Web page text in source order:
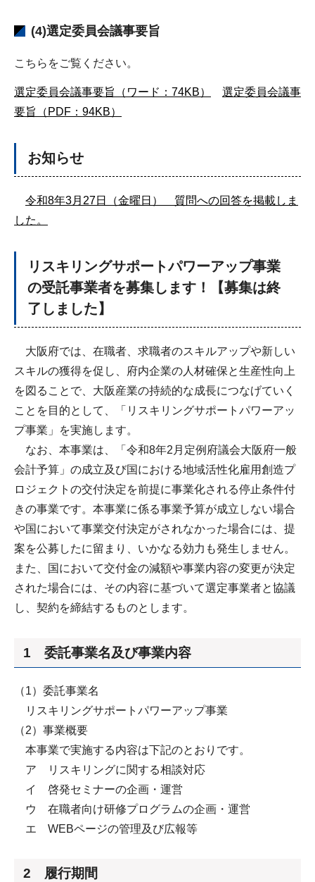
(4)選定委員会議事要旨
こちらをご覧ください。
選定委員会議事要旨（ワード：74KB）
選定委員会議事
要旨（PDF：94KB）
お知らせ
令和8年3月27日（金曜日） 質問への回答を掲載しま
した。
リスキリングサポートパワーアップ事業
の受託事業者を募集します！【募集は終
了しました】
大阪府では、在職者、求職者のスキルアップや新しい
スキルの獲得を促し、府内企業の人材確保と生産性向上
を図ることで、大阪産業の持続的な成長につなげていく
ことを目的として、「リスキリングサポートパワーアッ
プ事業」を実施します。
なお、本事業は、「令和8年2月定例府議会大阪府一般
会計予算」の成立及び国における地域活性化雇用創造プ
ロジェクトの交付決定を前提に事業化される停止条件付
きの事業です。本事業に係る事業予算が成立しない場合
や国において事業交付決定がされなかった場合には、提
案を公募したに留まり、いかなる効力も発生しません。
また、国において交付金の減額や事業内容の変更が決定
された場合には、その内容に基づいて選定事業者と協議
し、契約を締結するものとします。
1 委託事業名及び事業内容
（1）委託事業名
リスキリングサポートパワーアップ事業
（2）事業概要
本事業で実施する内容は下記のとおりです。
ア リスキリングに関する相談対応
イ 啓発セミナーの企画・運営
ウ 在職者向け研修プログラムの企画・運営
エ WEBページの管理及び広報等
2 履行期間